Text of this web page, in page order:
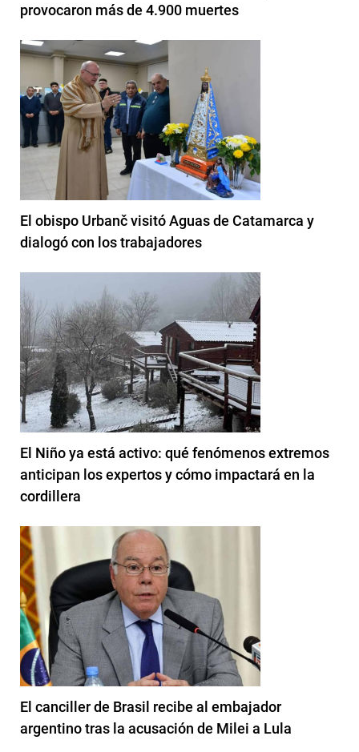
provocaron más de 4.900 muertes
El obispo Urbanč visitó Aguas de Catamarca y
dialogó con los trabajadores
El Niño ya está activo: qué fenómenos extremos
anticipan los expertos y cómo impactará en la
cordillera
El canciller de Brasil recibe al embajador
argentino tras la acusación de Milei a Lula